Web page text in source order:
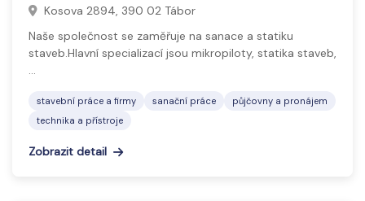
Kosova 2894, 390 02 Tábor
Naše společnost se zaměřuje na sanace a statiku
staveb.Hlavní specializací jsou mikropiloty, statika staveb,
…
stavební práce a firmy sanační práce
půjčovny a pronájem
technika a přístroje
Zobrazit detail